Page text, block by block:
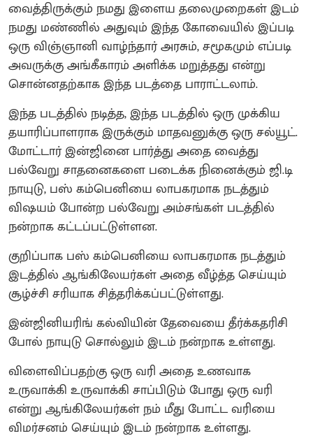
வைத்திருக்கும் நமது இளைய தலைமுறைகள் இடம்
நமது மண்ணில் அதுவும் இந்த கோவையில் இப்படி
ஒரு விஞ்ஞானி வாழ்ந்தார் அரசும், சமூகமும் எப்படி
அவருக்கு அங்கீகாரம் அளிக்க மறுத்தது என்று
சொன்னதற்காக இந்த படத்தை பாராட்டலாம்.
இந்த படத்தில் நடித்த, இந்த படத்தில் ஒரு முக்கிய
தயாரிப்பாளராக இருக்கும் மாதவனுக்கு ஒரு சல்யூட்.
மோட்டார் இன்ஜினை பார்த்து அதை வைத்து
பல்வேறு சாதனைகளை படைக்க நினைக்கும் ஜி.டி
நாயுடு, பஸ் கம்பெனியை லாபகரமாக நடத்தும்
விஷயம் போன்ற பல்வேறு அம்சங்கள் படத்தில்
நன்றாக கட்டப்பட்டுள்ளன.
குறிப்பாக பஸ் கம்பெனியை லாபகரமாக நடத்தும்
இடத்தில் ஆங்கிலேயர்கள் அதை வீழ்த்த செய்யும்
சூழ்ச்சி சரியாக சித்தரிக்கப்பட்டுள்ளது.
இன்ஜினியரிங் கல்வியின் தேவையை தீர்க்கதரிசி
போல் நாயுடு சொல்லும் இடம் நன்றாக உள்ளது.
விளைவிப்பதற்கு ஒரு வரி அதை உணவாக
உருவாக்கி உருவாக்கி சாப்பிடும் போது ஒரு வரி
என்று ஆங்கிலேயர்கள் நம் மீது போட்ட வரியை
விமர்சனம் செய்யும் இடம் நன்றாக உள்ளது.